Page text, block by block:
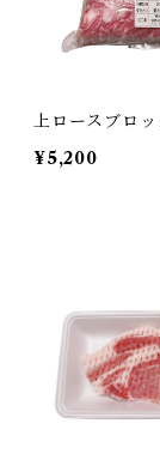
上ロースブロッ
¥5,200